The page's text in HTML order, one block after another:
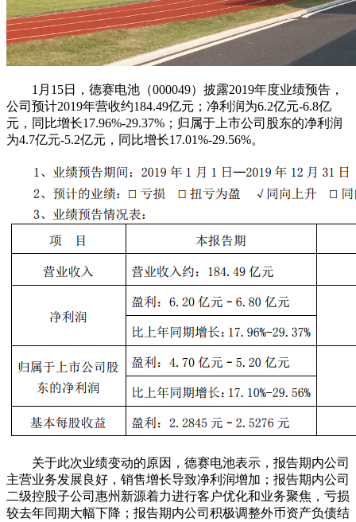
1月15日，德赛电池（000049）披露2019年度业绩预告，
公司预计2019年营收约184.49亿元；净利润为6.2亿元-6.8亿
元，同比增长17.96%-29.37%；归属于上市公司股东的净利润
为4.7亿元-5.2亿元，同比增长17.01%-29.56%。
关于此次业绩变动的原因，德赛电池表示，报告期内公司
主营业务发展良好，销售增长导致净利润增加；报告期内公司
二级控股子公司惠州新源着力进行客户优化和业务聚焦，亏损
较去年同期大幅下降；报告期内公司积极调整外币资产负债结